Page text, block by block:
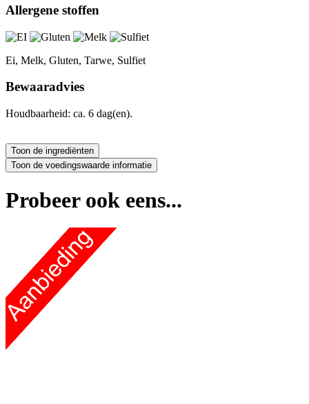
Allergene stoffen
Ei, Melk, Gluten, Tarwe, Sulfiet
Bewaaradvies
Houdbaarheid: ca. 6 dag(en).
Probeer ook eens...